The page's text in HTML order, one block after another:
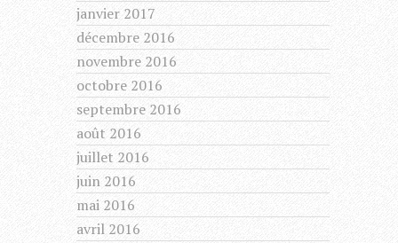
janvier 2017
décembre 2016
novembre 2016
octobre 2016
septembre 2016
août 2016
juillet 2016
juin 2016
mai 2016
avril 2016